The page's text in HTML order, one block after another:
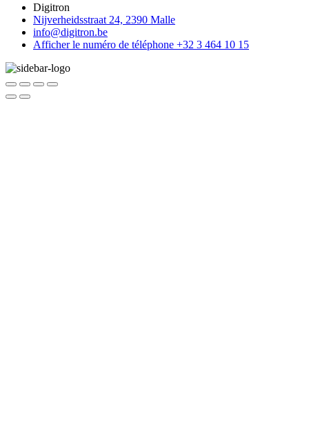
Digitron
Nijverheidsstraat 24, 2390 Malle
info@digitron.be
Afficher le numéro de téléphone +32 3 464 10 15